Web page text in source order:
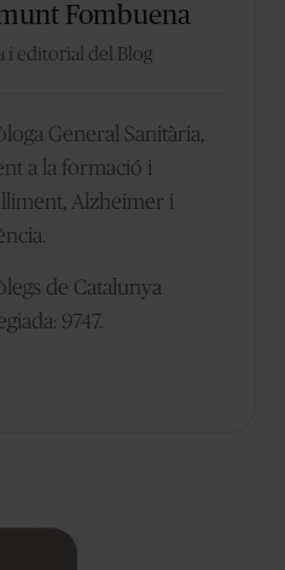
Fombuena
i editorial del Blog
General Sanitària,
a la formació i
Alzheimer i
de Catalunya
9747.